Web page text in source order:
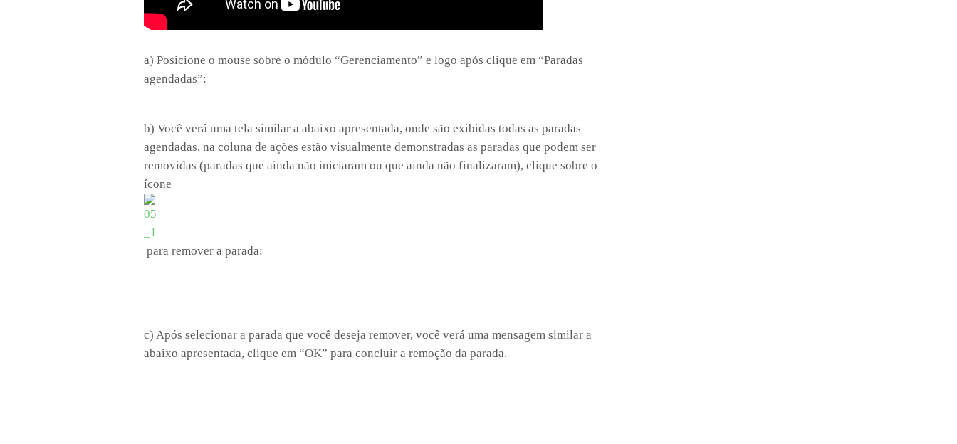
a) Posicione o mouse sobre o módulo “Gerenciamento” e logo após clique em “Paradas
agendadas”:
b) Você verá uma tela similar a abaixo apresentada, onde são exibidas todas as paradas
agendadas, na coluna de ações estão visualmente demonstradas as paradas que podem ser
removidas (paradas que ainda não iniciaram ou que ainda não finalizaram), clique sobre o
ícone
para remover a parada:
c) Após selecionar a parada que você deseja remover, você verá uma mensagem similar a
abaixo apresentada, clique em “OK” para concluir a remoção da parada.